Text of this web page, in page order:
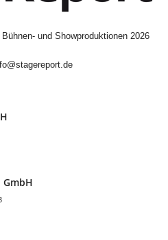
und Showproduktionen 2026